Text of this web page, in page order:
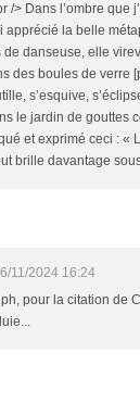
/> Dans l’ombre que
apprécié la belle
danseuse, elle
des boules de verre
s’esquive,
le jardin de gouttes
et exprimé ceci : «
brille davantage
11/2024 16:24
pour la citation de